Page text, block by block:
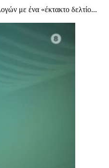
με ένα «έκτακτο δελτίο...